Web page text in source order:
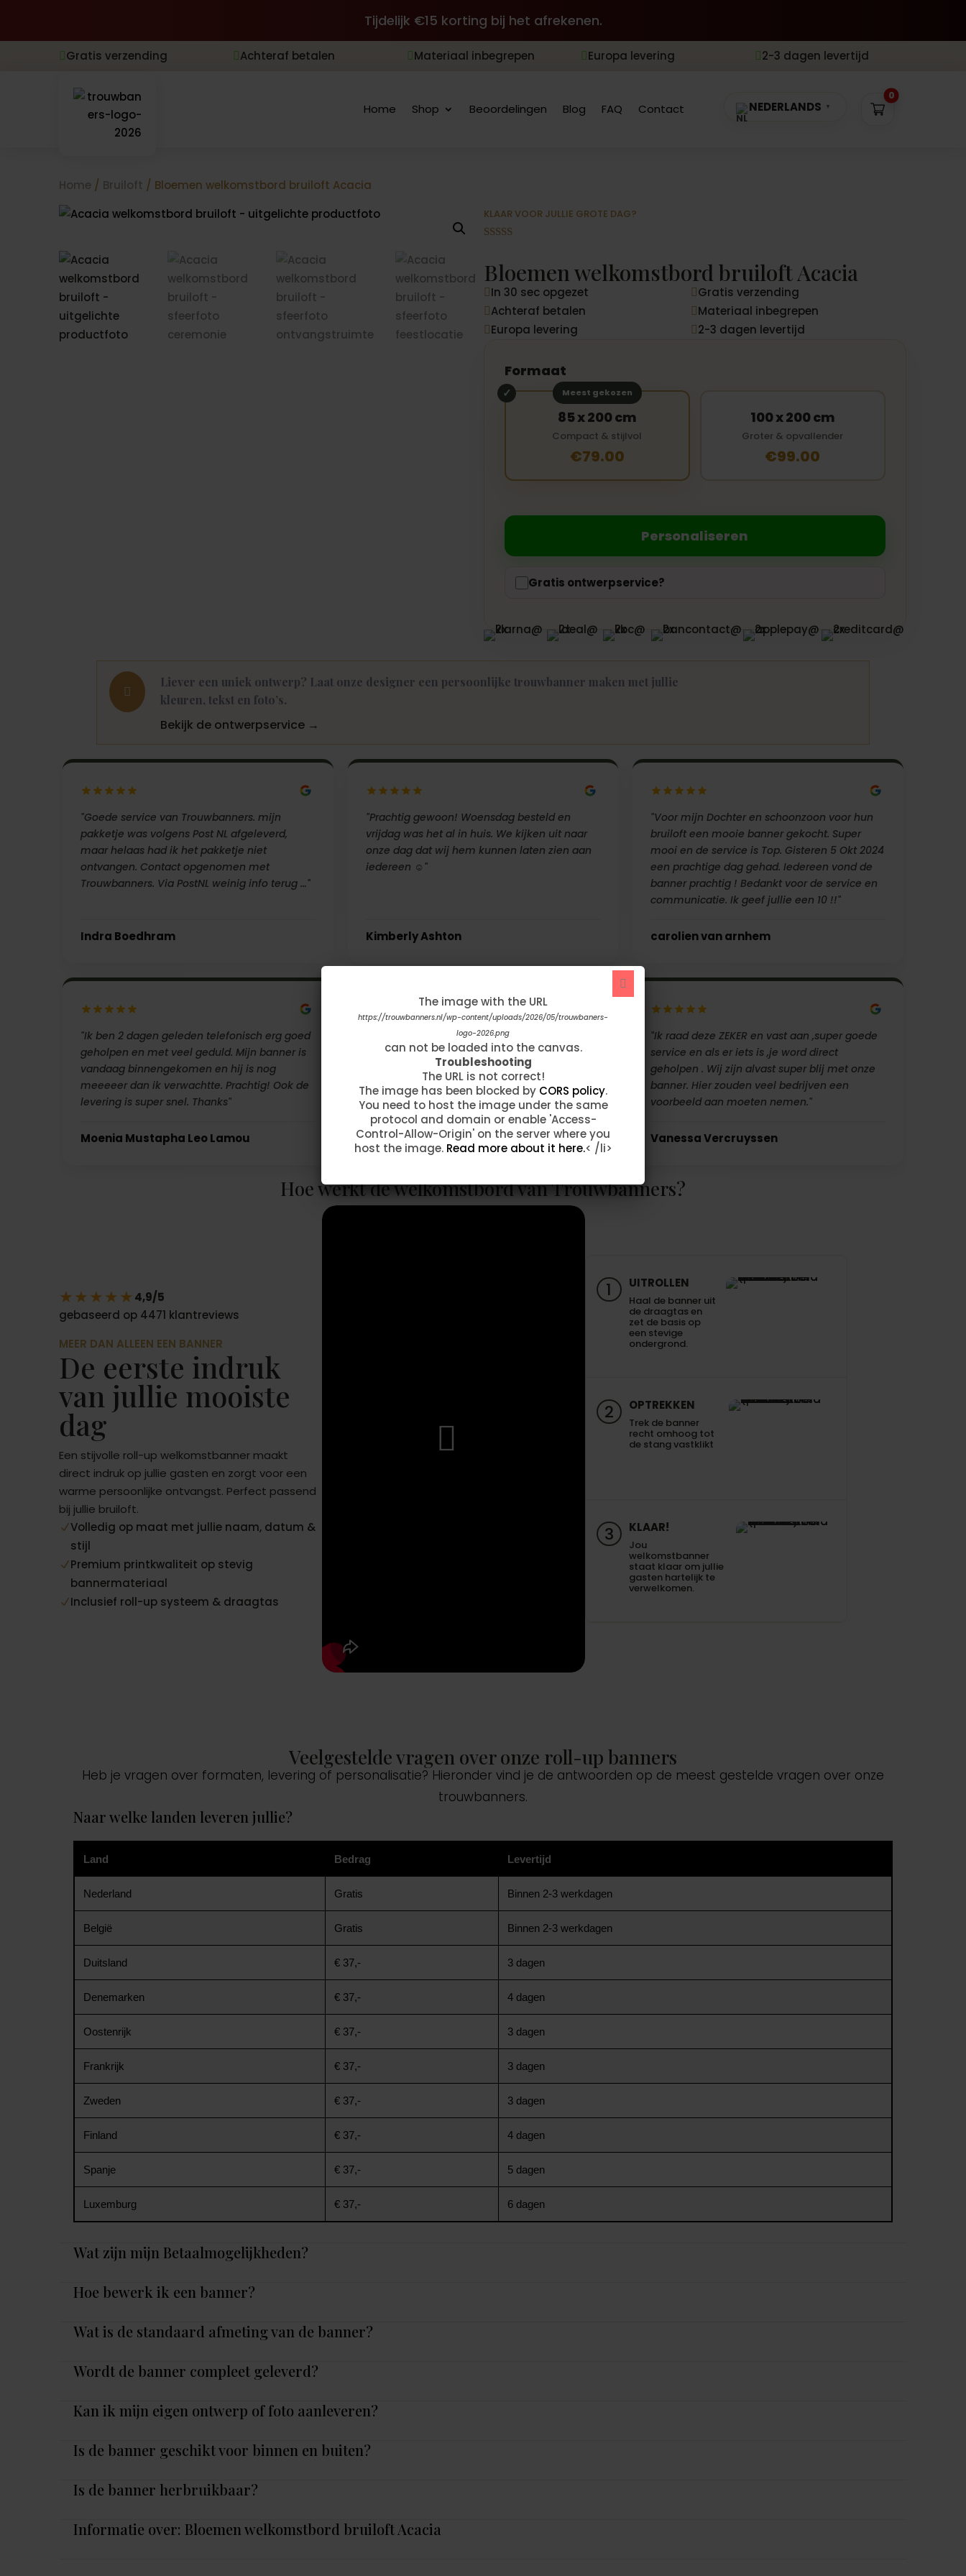
Tijdelijk €15 korting bij het afrekenen.
 Gratis verzending  Achteraf betalen  Materiaal inbegrepen  Europa levering  2-3 dagen levertijd
Home Shop Beoordelingen Blog FAQ Contact NEDERLANDS ▼
0
Home / Bruiloft / Bloemen welkomstbord bruiloft Acacia
KLAAR VOOR JULLIE GROTE DAG?
gebaseerd
op
klantbeoord
Bloemen welkomstbord bruiloft Acacia
 In 30 sec opgezet  Gratis verzending
 Achteraf betalen  Materiaal inbegrepen
 Europa levering  2-3 dagen levertijd
Formaat
Meest gekozen
85 x 200 cm
Compact & stijlvol
€79.00
100 x 200 cm
Groter & opvallender
€99.00
Personaliseren
Gratis ontwerpservice?

Liever een uniek ontwerp? Laat onze designer een persoonlijke trouwbanner maken met jullie
kleuren, tekst en foto’s.
Bekijk de ontwerpservice →
"Goede service van Trouwbanners. mijn
pakketje was volgens Post NL afgeleverd,
maar helaas had ik het pakketje niet
ontvangen. Contact opgenomen met
Trouwbanners. Via PostNL weinig info terug …"
Indra Boedhram
"Prachtig gewoon! Woensdag besteld en
vrijdag was het al in huis. We kijken uit naar
onze dag dat wij hem kunnen laten zien aan
iedereen ☺️"
Kimberly Ashton
"Voor mijn Dochter en schoonzoon voor hun
bruiloft een mooie banner gekocht. Super
mooi en de service is Top. Gisteren 5 Okt 2024
een prachtige dag gehad. Iedereen vond de
banner prachtig ! Bedankt voor de service en
communicatie. Ik geef jullie een 10 !!"
carolien van arnhem
"Ik ben 2 dagen geleden telefonisch erg goed
geholpen en met veel geduld. Mijn banner is
vandaag binnengekomen en hij is nog
meeeeer dan ik verwachtte. Prachtig! Ook de
levering is super snel. Thanks"
Moenia Mustapha Leo Lamou
"Afgelopen week hebben wij onze
trouwbanner ontvangen. Wat zijn we hier
onwijs blij mee...!!! Op voorhand hadden wij
per mail contact omdat we de banner wilde
aanpassen. …"
Fam Taelman
"Ik raad deze ZEKER en vast aan ,super goede
service en als er iets is ,je word direct
geholpen . Wij zijn alvast super blij met onze
banner. Hier zouden veel bedrijven een
voorbeeld aan moeten nemen."
Vanessa Vercruyssen
Hoe werkt de welkomstbord van Trouwbanners?
★★★★★4,9/5
gebaseerd op 4471 klantreviews
MEER DAN ALLEEN EEN BANNER
De eerste indruk
van jullie mooiste
dag
Een stijvolle roll-up welkomstbanner maakt
direct indruk op jullie gasten en zorgt voor een
warme persoonlijke ontvangst. Perfect passend
bij jullie bruiloft.
NVolledig op maat met jullie naam, datum &
stijl
NPremium printkwaliteit op stevig
bannermateriaal
NInclusief roll-up systeem & draagtas
1 UITROLLEN
Haal de banner uit
de draagtas en
zet de basis op
een stevige
ondergrond.
2 OPTREKKEN
Trek de banner
recht omhoog tot
de stang vastklikt
3 KLAAR!
Jou
welkomstbanner
staat klaar om jullie
gasten hartelijk te
verwelkomen.
Veelgestelde vragen over onze roll-up banners
Heb je vragen over formaten, levering of personalisatie? Hieronder vind je de antwoorden op de meest gestelde vragen over onze
trouwbanners.
Naar welke landen leveren jullie?
Land Bedrag Levertijd
Nederland Gratis Binnen 2-3 werkdagen
België Gratis Binnen 2-3 werkdagen
Duitsland € 37,- 3 dagen
Denemarken € 37,- 4 dagen
Oostenrijk € 37,- 3 dagen
Frankrijk € 37,- 3 dagen
Zweden € 37,- 3 dagen
Finland € 37,- 4 dagen
Spanje € 37,- 5 dagen
Luxemburg € 37,- 6 dagen
Wat zijn mijn Betaalmogelijkheden?
Hoe bewerk ik een banner?
Wat is de standaard afmeting van de banner?
Wordt de banner compleet geleverd?
Kan ik mijn eigen ontwerp of foto aanleveren?
Is de banner geschikt voor binnen en buiten?
Is de banner herbruikbaar?
Informatie over: Bloemen welkomstbord bruiloft Acacia
The image with the URL
https://trouwbanners.nl/wp-content/uploads/2020/05/acacia-
achtergrond-1.jpg
can not be loaded into the canvas.
Troubleshooting
The URL is not correct!
The image has been blocked by CORS policy.
You need to host the image under the same
protocol and domain or enable 'Access-
Control-Allow-Origin' on the server where you
host the image. Read more about it here.< /li>
The image with the URL
https://trouwbanners.nl/wp-content/uploads/2026/05/trouwbaners-
logo-2026.png
can not be loaded into the canvas.
Troubleshooting
The URL is not correct!
The image has been blocked by CORS policy.
You need to host the image under the same
protocol and domain or enable 'Access-
Control-Allow-Origin' on the server where you
host the image. Read more about it here.< /li>